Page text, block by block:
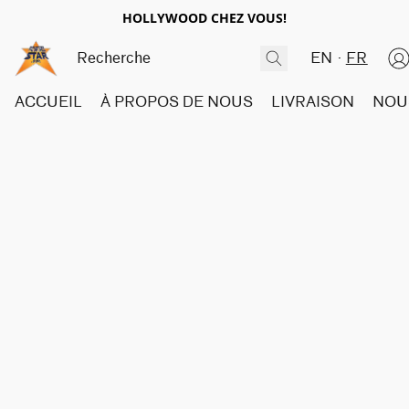
HOLLYWOOD CHEZ VOUS!
EN FR
ACCUEIL À PROPOS DE NOUS LIVRAISON